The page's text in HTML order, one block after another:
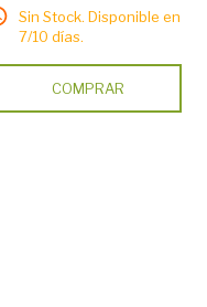
Sin Stock. Disponible en
7/10 días.
COMPRAR